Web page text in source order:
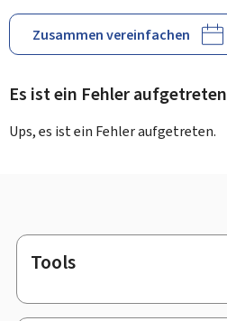
Zusammen vereinfachen
Es ist ein Fehler aufgetreten
Ups, es ist ein Fehler aufgetreten.
Footer
Tools